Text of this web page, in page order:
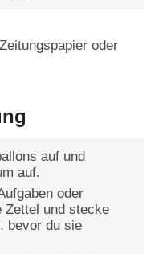
oder
auf und
auf.
oder
Zettel und stecke
bevor du sie